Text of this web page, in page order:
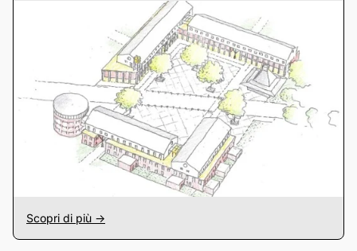
Scopri di più ->